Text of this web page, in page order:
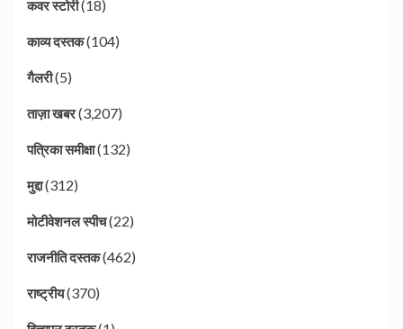
कवर स्टोरी(18)
काव्य दस्तक(104)
गैलरी(5)
ताज़ा खबर(3,207)
पत्रिका समीक्षा(132)
मुद्दा(312)
मोटीवेशनल स्पीच(22)
राजनीति दस्तक(462)
राष्ट्रीय(370)